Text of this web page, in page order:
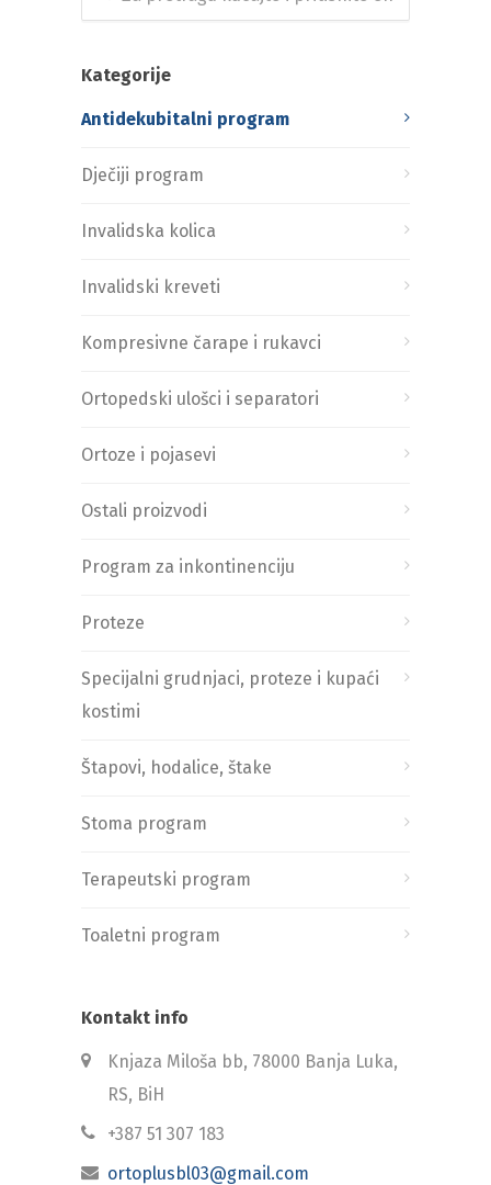
Kategorije
Antidekubitalni program
Dječiji program
Invalidska kolica
Invalidski kreveti
Kompresivne čarape i rukavci
Ortopedski ulošci i separatori
Ortoze i pojasevi
Ostali proizvodi
Program za inkontinenciju
Proteze
Specijalni grudnjaci, proteze i kupaći
kostimi
Štapovi, hodalice, štake
Stoma program
Terapeutski program
Toaletni program
Kontakt info
Knjaza Miloša bb, 78000 Banja Luka,
RS, BiH
+387 51 307 183
ortoplusbl03@gmail.com